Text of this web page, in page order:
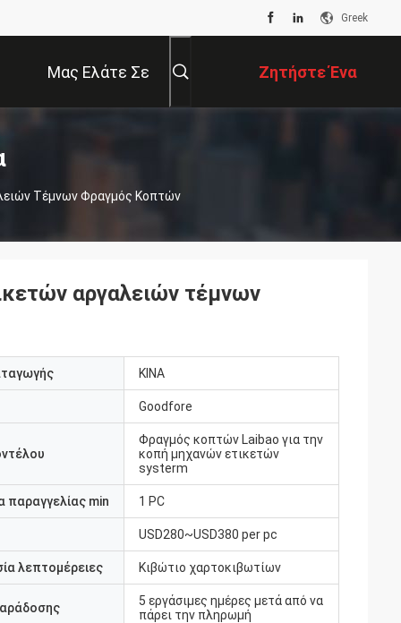
Greek
Μας Ελάτε Σε Ζητήστε Ένα
Απόσπασμα
Τέμνων Φραγμός Κοπτών
αργαλειών τέμνων
ΚΙΝΑ
Goodfore
Φραγμός κοπτών Laibao για την
κοπή μηχανών ετικετών
systerm
παραγγελίας min 1 PC
USD280~USD380 per pc
λεπτομέρειες Κιβώτιο χαρτοκιβωτίων
5 εργάσιμες ημέρες μετά από να
πάρει την πληρωμή